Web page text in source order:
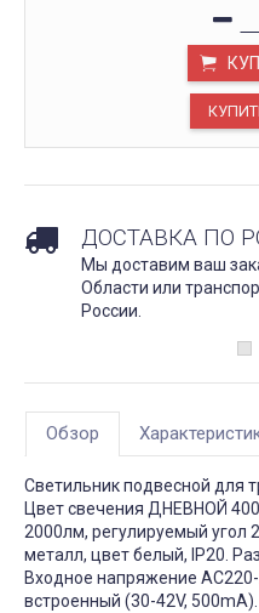
ДОСТАВКА ПО
Мы доставим ваш
Области или
России.
Обзор
Светильник подвесной для
Цвет свечения ДНЕВНОЙ
2000лм, регулируемый угол
металл, цвет белый, IP20.
Входное напряжение
встроенный (30-42V, 500mA).